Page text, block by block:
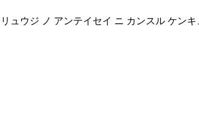
ュウジ ノ アンテイセイ ニ カンスル ケンキ